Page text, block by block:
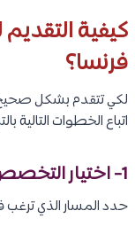
كيفية
فرنسا؟
لكي تتقدم بشكل صحيح
اتباع الخطوات التالية
1- اختيار التخصص المناسب:
حدد المسار الذي ترغب